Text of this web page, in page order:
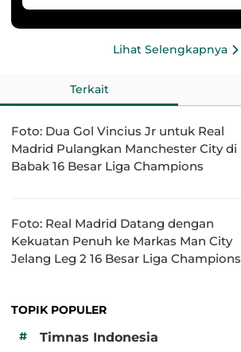
Lihat Selengkapnya
Terkait
Foto: Dua Gol Vincius Jr untuk Real
Madrid Pulangkan Manchester City di
Babak 16 Besar Liga Champions
Foto: Real Madrid Datang dengan
Kekuatan Penuh ke Markas Man City
Jelang Leg 2 16 Besar Liga Champions
TOPIK POPULER
#
Timnas Indonesia